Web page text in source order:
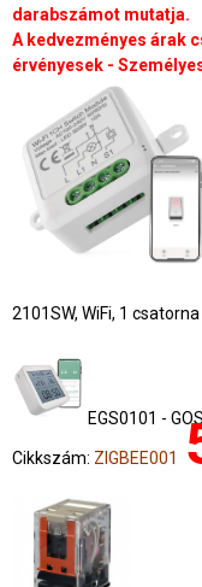
darabszámot mutatja.
A kedvezményes árak
érvényesek -
2101SW, WiFi, 1 csatorna
EGS0101 -
Cikkszám: ZIGBEE001